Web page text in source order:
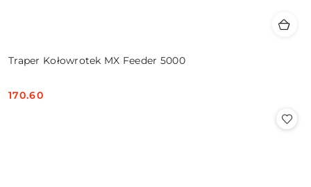
Traper Kołowrotek MX Feeder 5000
Cena:
170.60